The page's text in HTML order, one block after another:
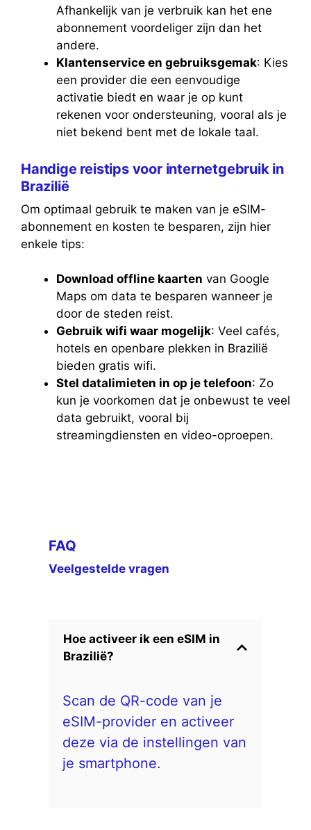
Afhankelijk van je verbruik kan het ene
abonnement voordeliger zijn dan het
andere.
Klantenservice en gebruiksgemak: Kies
een provider die een eenvoudige
activatie biedt en waar je op kunt
rekenen voor ondersteuning, vooral als je
niet bekend bent met de lokale taal.
Handige reistips voor internetgebruik in
Brazilië
Om optimaal gebruik te maken van je eSIM-
abonnement en kosten te besparen, zijn hier
enkele tips:
Download offline kaarten van Google
Maps om data te besparen wanneer je
door de steden reist.
Gebruik wifi waar mogelijk: Veel cafés,
hotels en openbare plekken in Brazilië
bieden gratis wifi.
Stel datalimieten in op je telefoon: Zo
kun je voorkomen dat je onbewust te veel
data gebruikt, vooral bij
streamingdiensten en video-oproepen.
FAQ
Veelgestelde vragen
Hoe activeer ik een eSIM in
Brazilië?
Scan de QR-code van je
eSIM-provider en activeer
deze via de instellingen van
je smartphone.